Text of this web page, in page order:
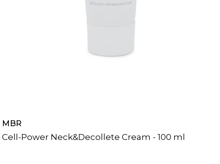
Cell-Power Neck&Decollete Cream - 100 ml
MBR